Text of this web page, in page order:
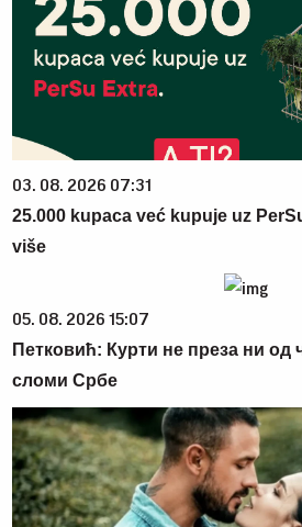
03. 08. 2026 07:31
25.000 kupaca već kupuje uz
više
05. 08. 2026 15:07
Петковић: Курти не преза ни од
сломи Србе